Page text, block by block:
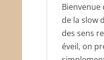
Bienvenue
de la slow
des sens
éveil, on